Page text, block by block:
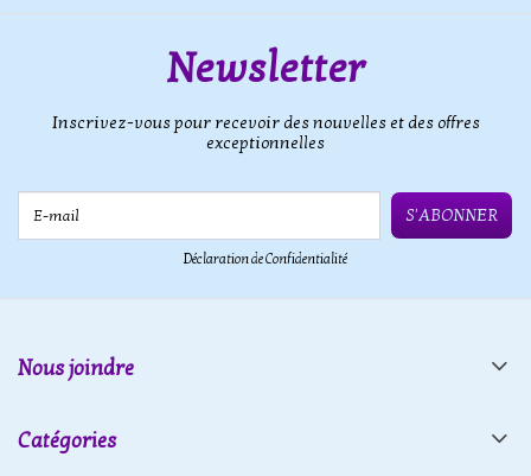
Newsletter
Inscrivez-vous pour recevoir des nouvelles et des offres
exceptionnelles
S'ABONNER
Déclaration de Confidentialité
Nous joindre
Catégories